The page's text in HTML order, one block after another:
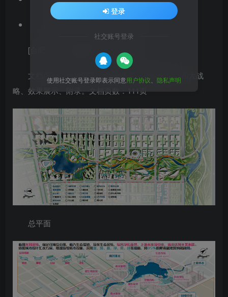
[合肥]运河公园景观工程设计方案
文档内容：项目背景、案例研究、总体概念、四大战
略、效果展示、附录。文档页数：111页
总平面
登录
社交账号登录
使用社交账号登录即表示同意用户协议 隐私声明